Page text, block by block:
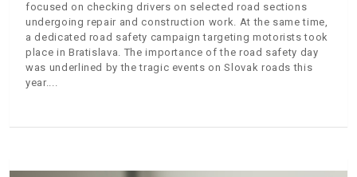
focused on checking drivers on selected road sections
undergoing repair and construction work. At the same time,
a dedicated road safety campaign targeting motorists took
place in Bratislava. The importance of the road safety day
was underlined by the tragic events on Slovak roads this
year.